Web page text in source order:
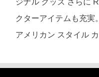
ジナル グッズ さらに
クターアイテムも充実
アメリカン スタイル